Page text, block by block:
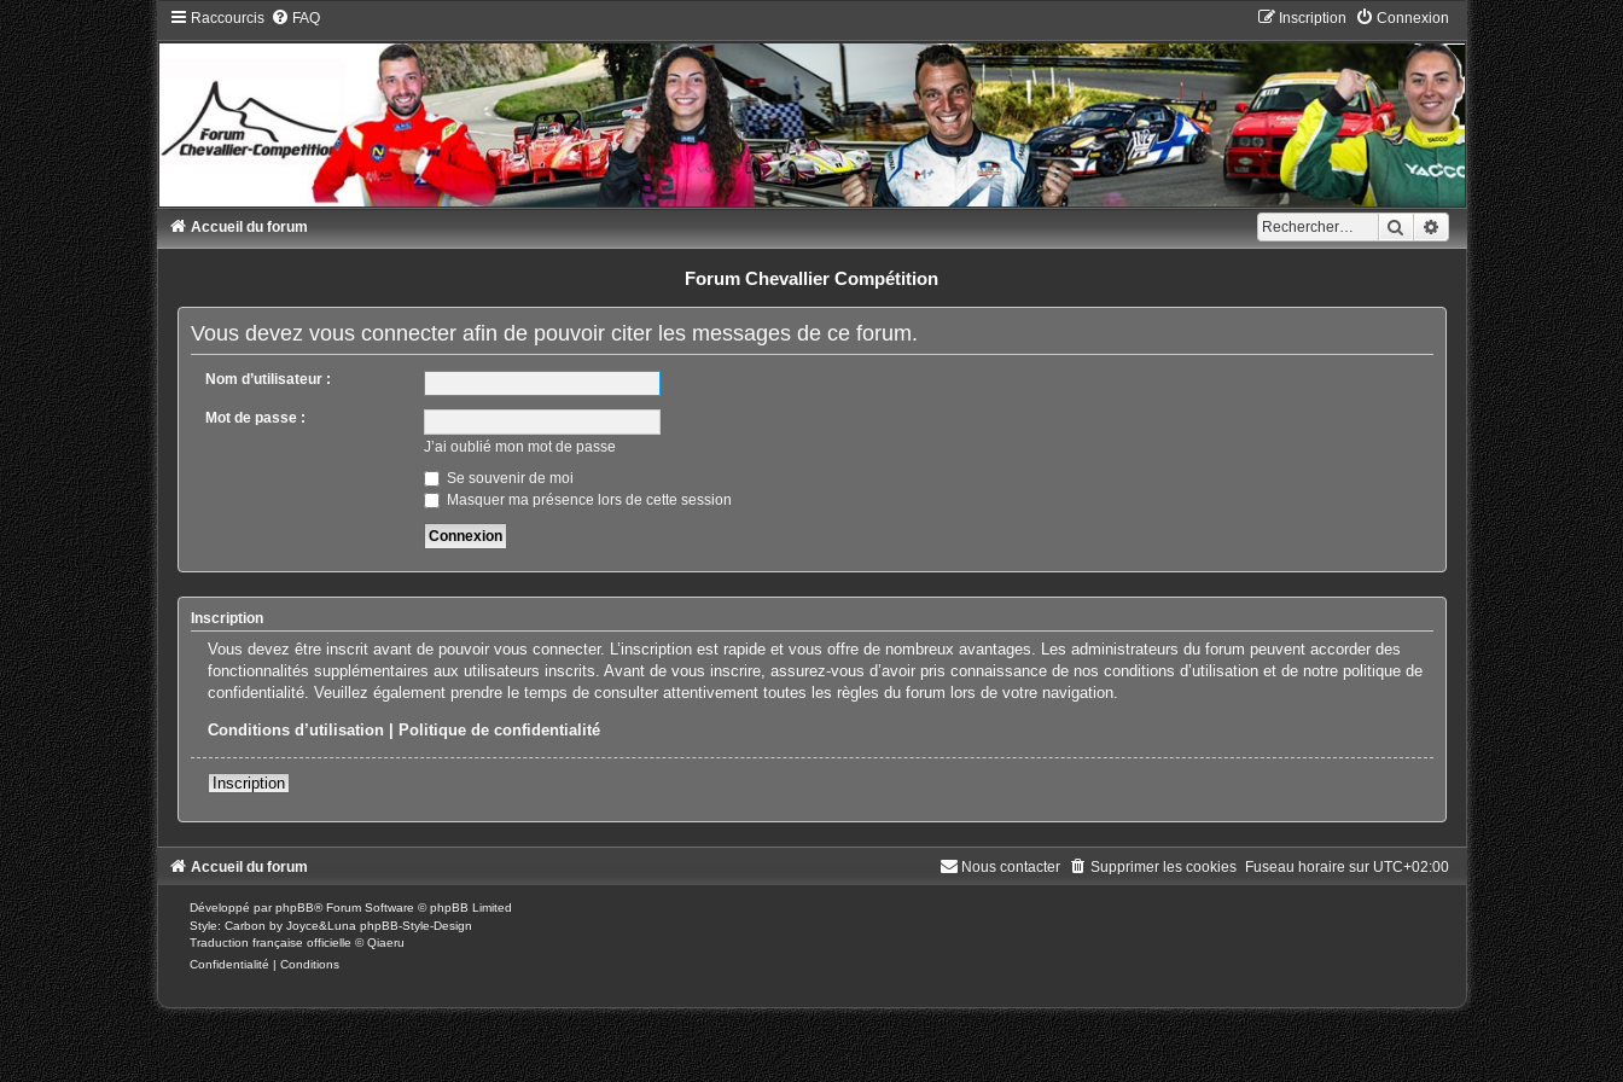
Raccourcis FAQ Connexion
Inscription
RechercherRecherche avancée
Accueil du forum
Forum Chevallier Compétition
Vous devez vous connecter afin de pouvoir citer les messages de ce forum.
Nom d’utilisateur :
Mot de passe :
J’ai oublié mon mot de passe
Se souvenir de moi
Masquer ma présence lors de cette session
Inscription
Vous devez être inscrit avant de pouvoir vous connecter. L’inscription est rapide et vous offre de nombreux avantages. Les administrateurs du forum peuvent accorder des
fonctionnalités supplémentaires aux utilisateurs inscrits. Avant de vous inscrire, assurez-vous d’avoir pris connaissance de nos conditions d’utilisation et de notre politique de
confidentialité. Veuillez également prendre le temps de consulter attentivement toutes les règles du forum lors de votre navigation.
Conditions d’utilisation Politique de confidentialité
Inscription
Accueil du forum Fuseau horaire sur UTC+02:00
Supprimer les cookies
Nous contacter
Développé parphpBB® Forum Software © phpBB Limited
Style: Carbon by Joyce&Luna phpBB-Style-Design
Traduction française officielle ©Qiaeru
Confidentialité | Conditions